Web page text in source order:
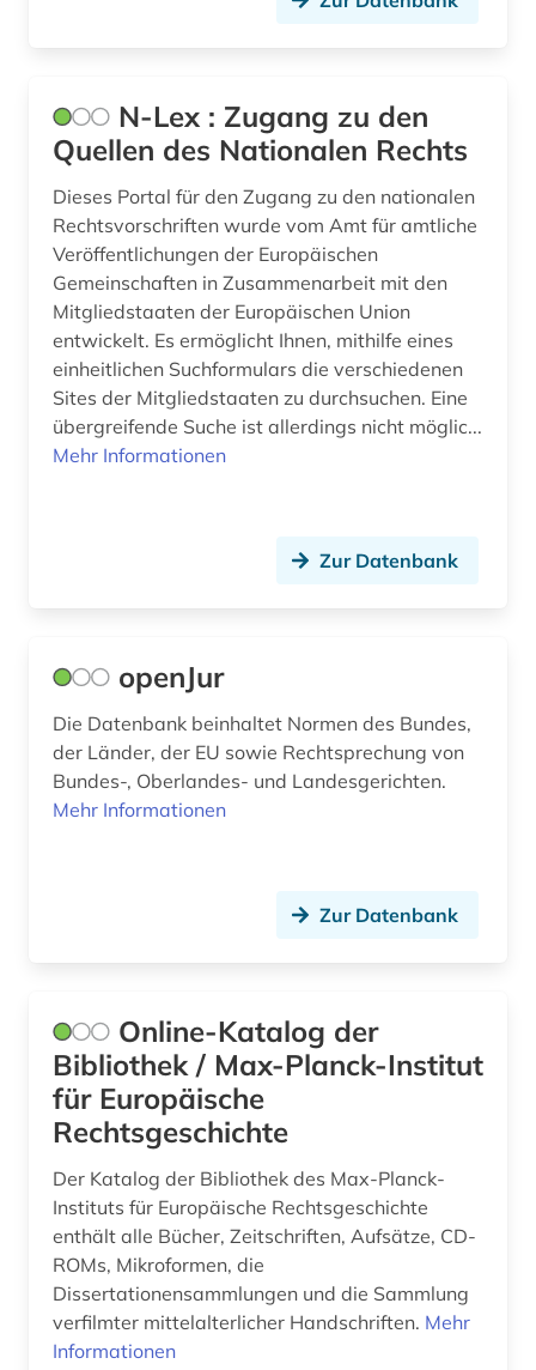
internaitonales steuerrecht (1)
internationale gerichtsbarkeit (1)
(1)
internationale schiedsgerichtsbarkeit (1)
internationales arbeitsrecht (1)
internationales handelsrecht (1)
internet (1)
irland (1)
islam (1)
judikatur (2)
jura (2)
jurion (1)
jurion recht (1)
justiz (1)
kanada (2)
kanton (1)
N-Lex : Zugang zu den
Quellen des Nationalen Rechts
Dieses Portal für den Zugang zu den nationalen
Rechtsvorschriften wurde vom Amt für amtliche
Veröffentlichungen der Europäischen
Gemeinschaften in Zusammenarbeit mit den
Mitgliedstaaten der Europäischen Union
entwickelt. Es ermöglicht Ihnen, mithilfe eines
einheitlichen Suchformulars die verschiedenen
Sites der Mitgliedstaaten zu durchsuchen. Eine
übergreifende Suche ist allerdings nicht möglic...
Mehr Informationen
Zur Datenbank
openJur
Die Datenbank beinhaltet Normen des Bundes,
der Länder, der EU sowie Rechtsprechung von
Bundes-, Oberlandes- und Landesgerichten.
Mehr Informationen
Zur Datenbank
Online-Katalog der
Bibliothek / Max-Planck-Institut
für Europäische
Rechtsgeschichte
Der Katalog der Bibliothek des Max-Planck-
Instituts für Europäische Rechtsgeschichte
enthält alle Bücher, Zeitschriften, Aufsätze, CD-
ROMs, Mikroformen, die
Dissertationensammlungen und die Sammlung
verfilmter mittelalterlicher Handschriften. Mehr
Informationen